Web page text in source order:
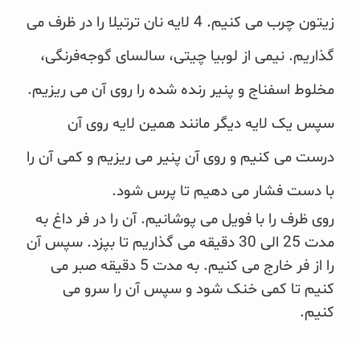
زیتون چرب می کنیم. 4 لایه نان ترتیلا را در ظرف می
گذاریم. نیمی ‏از لوبیا چیتی، ‏سالسای گوجه‌فرنگی،
مخلوط اسفناج و پنیر رنده شده را روی آن می ریزیم.
سپس یک لایه دیگر ‏مانند همین لایه روی آن
درست ‏می کنیم و روی آن پنیر می ریزیم و کمی آن را
با دست فشار می دهیم تا پرس ‏شود‎.‎
‎روی ظرف را با فویل می پوشانیم. آن را در فر داغ به
مدت 25 الی 30 دقیقه می گذاریم تا بپزد. سپس آن
را از فر ‏خارج می ‏کنیم. به مدت 5 دقیقه صبر می
کنیم تا کمی خنک شود و سپس آن را سرو می
کنیم‎.‎